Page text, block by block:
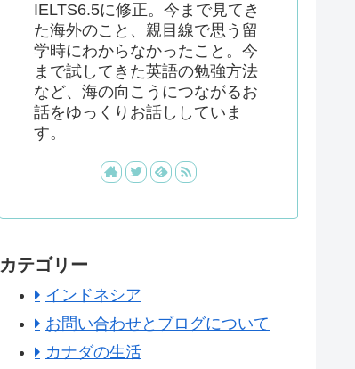
IELTS6.5に修正。今まで見てき
た海外のこと、親目線で思う留
学時にわからなかったこと。今
まで試してきた英語の勉強方法
など、海の向こうにつながるお
話をゆっくりお話ししていま
す。
カテゴリー
インドネシア
お問い合わせとブログについて
カナダの生活